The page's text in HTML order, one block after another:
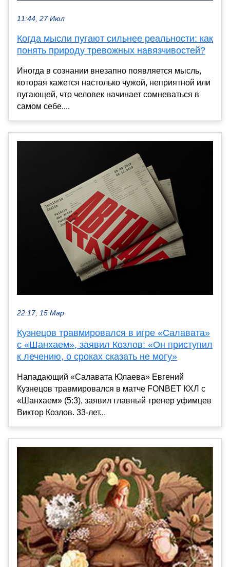
11:44, 27 Июл
Когда мысли пугают сильнее реальности: как
понять природу тревожных навязчивостей?
Иногда в сознании внезапно появляется мысль,
которая кажется настолько чужой, неприятной или
пугающей, что человек начинает сомневаться в
самом себе....
22:17, 15 Мар
Кузнецов травмировался в игре «Салавата»
с «Шанхаем», заявил Козлов: «Он приступил
к лечению, о сроках сказать не могу»
Нападающий «Салавата Юлаева» Евгений
Кузнецов травмировался в матче FONBET КХЛ с
«Шанхаем» (5:3), заявил главный тренер уфимцев
Виктор Козлов. 33-лет...